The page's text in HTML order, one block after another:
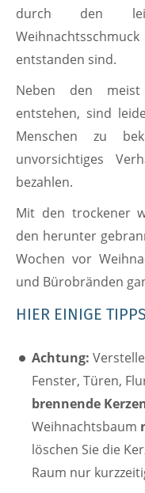
durch den
entstanden sind.
Neben den meist
entstehen, sind
Menschen zu
unvorsichtiges
bezahlen.
Mit den trockener
den herunter
Wochen vor
und Bürobränden
HIER EINIGE
Achtung:
Fenster, Türen,
brennende
Weihnachtsbaum
löschen Sie die
Raum nur